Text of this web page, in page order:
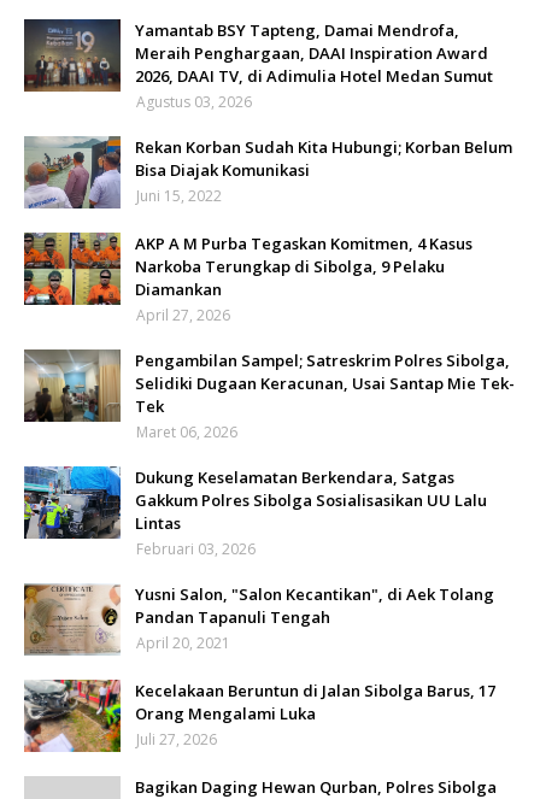
Yamantab BSY Tapteng, Damai Mendrofa,
Meraih Penghargaan, DAAI Inspiration Award
2026, DAAI TV, di Adimulia Hotel Medan Sumut
Agustus 03, 2026
Rekan Korban Sudah Kita Hubungi; Korban Belum
Bisa Diajak Komunikasi
Juni 15, 2022
AKP A M Purba Tegaskan Komitmen, 4 Kasus
Narkoba Terungkap di Sibolga, 9 Pelaku
Diamankan
April 27, 2026
Pengambilan Sampel; Satreskrim Polres Sibolga,
Selidiki Dugaan Keracunan, Usai Santap Mie Tek-
Tek
Maret 06, 2026
Dukung Keselamatan Berkendara, Satgas
Gakkum Polres Sibolga Sosialisasikan UU Lalu
Lintas
Februari 03, 2026
Yusni Salon, "Salon Kecantikan", di Aek Tolang
Pandan Tapanuli Tengah
April 20, 2021
Kecelakaan Beruntun di Jalan Sibolga Barus, 17
Orang Mengalami Luka
Juli 27, 2026
Bagikan Daging Hewan Qurban, Polres Sibolga